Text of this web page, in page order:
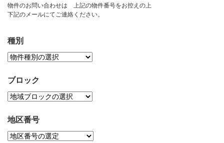
お問い合わせ
物件のお問い合わせは 上記の物件番号をお控えの上
下記のメールにてご連絡ください。
種別
ブロック
地区番号